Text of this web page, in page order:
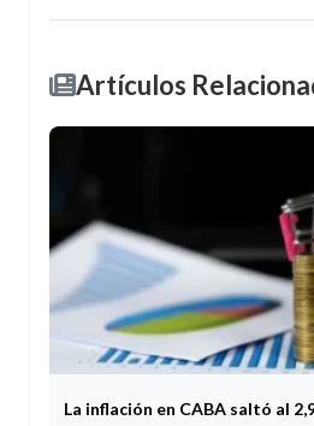
Artículos
La inflación en CABA saltó al